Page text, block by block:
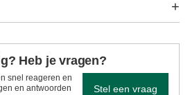
Heb je vragen?
snel reageren en
en antwoorden
Stel een vraag